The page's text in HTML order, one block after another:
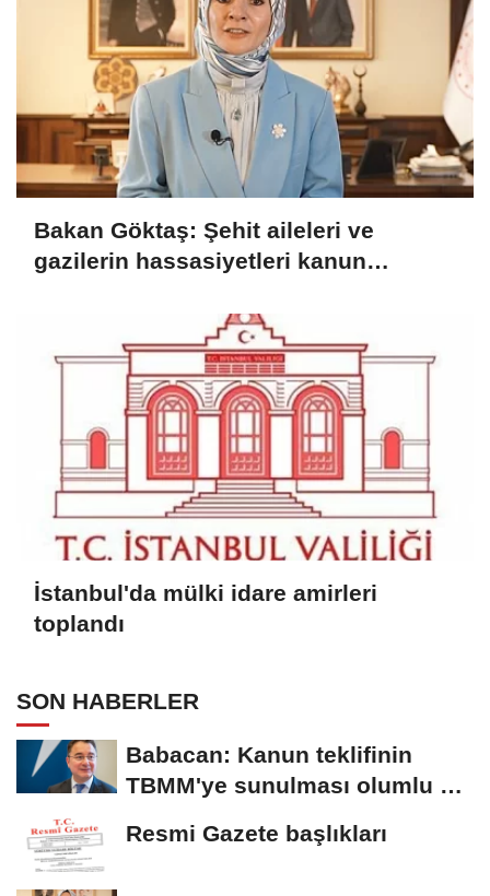
Bakan Göktaş: Şehit aileleri ve
gazilerin hassasiyetleri kanun
İstanbul'da mülki idare amirleri
toplandı
SON HABERLER
Babacan: Kanun teklifinin
TBMM'ye sunulması olumlu bir
Resmi Gazete başlıkları